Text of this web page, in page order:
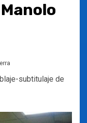
subtitulaje de